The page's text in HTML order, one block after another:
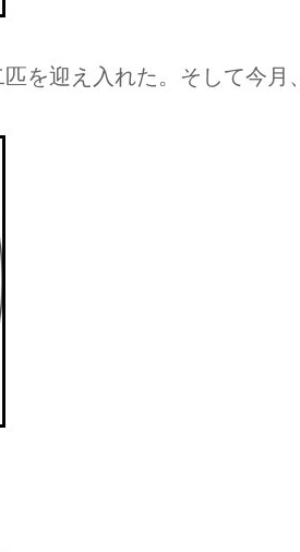
を迎え入れた。そして今月、